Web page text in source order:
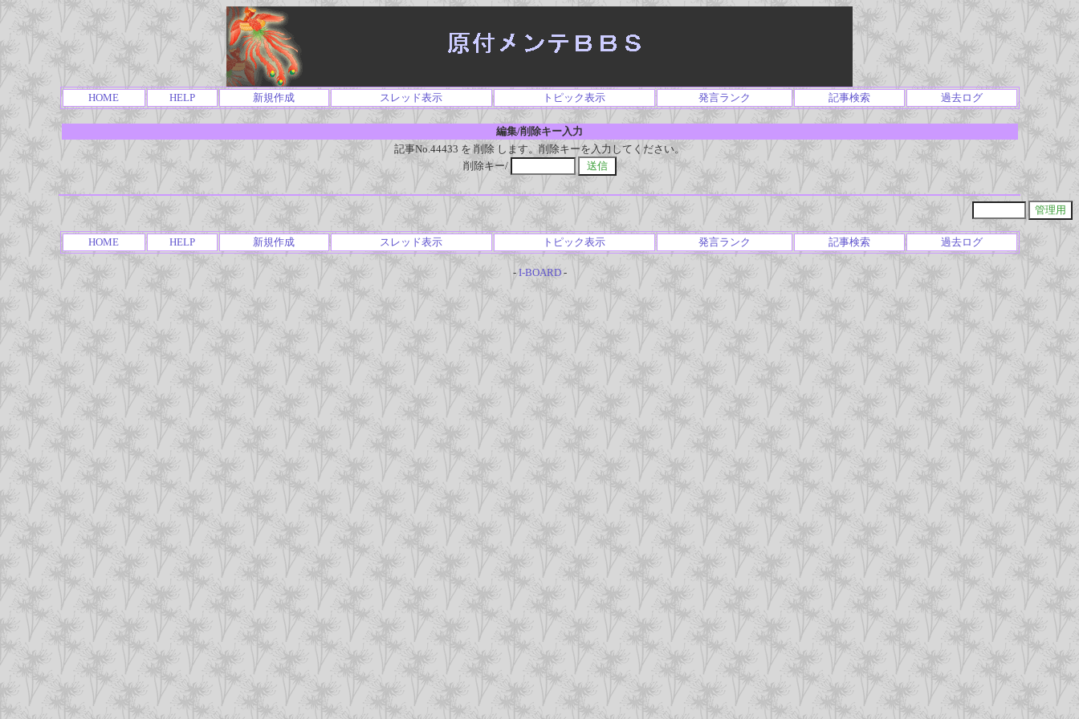
HOME HELP 新規作成 スレッド表示 トピック表示 発言ランク 記事検索 過去ログ
編集/削除キー入力
記事No.44433 を 削除 します。削除キーを入力してください。
削除キー/
HOME HELP 新規作成 スレッド表示 トピック表示 発言ランク 記事検索 過去ログ
- I-BOARD-